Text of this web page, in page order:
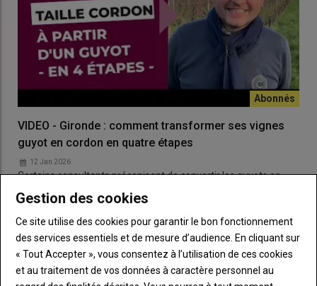
VIDEO - Gironde : comment transformer ses vignes
guyot en cordon en quatre étapes
12 Jan 2026
Certains consultants préconisent de convertir les guyots en
cordon de Royat pour une partie du Bordelais, afin de retrouver
Stress hydrique de la vigne : les 7
points clé du test de la chambre à
pression
14 Jun 2024
Gestion des cookies
Ce site utilise des cookies pour garantir le bon fonctionnement
des services essentiels et de mesure d’audience. En cliquant sur
« Tout Accepter », vous consentez à l’utilisation de ces cookies
et au traitement de vos données à caractère personnel au